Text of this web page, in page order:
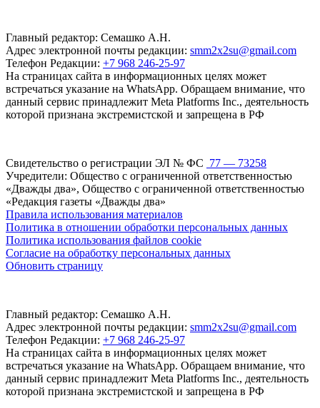
Главный редактор: Семашко А.Н.
Адрес электронной почты редакции: smm2x2su@gmail.com
Телефон Редакции: +7 968 246-25-97
На страницах сайта в информационных целях может
встречаться указание на WhatsApp. Обращаем внимание, что
данный сервис принадлежит Meta Platforms Inc., деятельность
которой признана экстремистской и запрещена в РФ
Свидетельство о регистрации ЭЛ № ФС 77 — 73258
Учредители: Общество с ограниченной ответственностью
«Дважды два», Общество с ограниченной ответственностью
«Редакция газеты «Дважды два»
Правила использования материалов
Политика в отношении обработки персональных данных
Политика использования файлов cookie
Согласие на обработку персональных данных
Обновить страницу
Главный редактор: Семашко А.Н.
Адрес электронной почты редакции: smm2x2su@gmail.com
Телефон Редакции: +7 968 246-25-97
На страницах сайта в информационных целях может
встречаться указание на WhatsApp. Обращаем внимание, что
данный сервис принадлежит Meta Platforms Inc., деятельность
которой признана экстремистской и запрещена в РФ